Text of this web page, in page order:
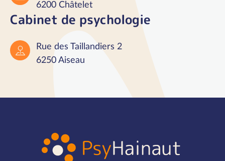
6200 Châtelet
Cabinet de psychologie
Rue des Taillandiers 2
6250 Aiseau